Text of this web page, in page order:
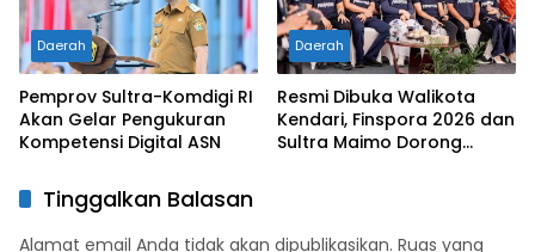
Daerah
Pemprov Sultra-Komdigi RI
Akan Gelar Pengukuran
Kompetensi Digital ASN
Daerah
Resmi Dibuka Walikota
Kendari, Finspora 2026 dan
Sultra Maimo Dorong
Tinggalkan Balasan
Alamat email Anda tidak akan dipublikasikan. Ruas yang